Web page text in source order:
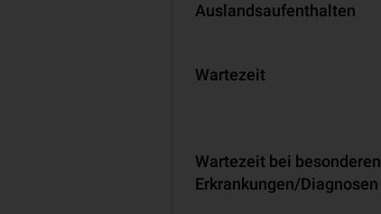
Auslandsaufenthalten
Wartezeit
Wartezeit bei besonderen
Erkrankungen/Diagnosen